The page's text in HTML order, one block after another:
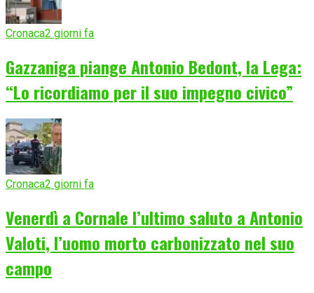
Cronaca2 giorni fa
Gazzaniga piange Antonio Bedont, la Lega:
“Lo ricordiamo per il suo impegno civico”
Cronaca2 giorni fa
Venerdì a Cornale l’ultimo saluto a Antonio
Valoti, l’uomo morto carbonizzato nel suo
campo